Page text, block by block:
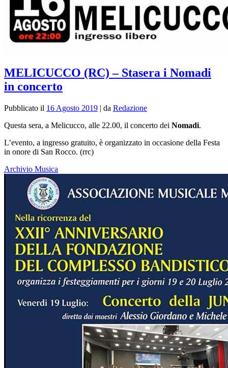
MELICUCCO (RC) – Stasera i Nomadi
in concerto
Pubblicato il 16 Agosto 2019 | da Redazione
Questa sera, a Melicucco, alle 22.00, il concerto dei Nomadi.
L’evento, a ingresso gratuito, è organizzato in occasione della Festa
in onore di San Rocco. (rrc)
Archivio Musica